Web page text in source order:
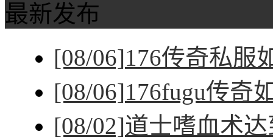
最新发布
[08/06]176传奇私服
[08/06]176fugu传奇
[08/02]道士嗜血术